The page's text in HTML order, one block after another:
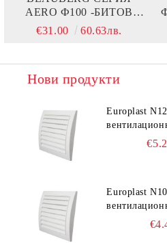
AERO Ф100 -БИТОВ
ВЕНТИЛАТОР С
€31.00 60.63лв.
Нови продукти
Europlast
Europlast